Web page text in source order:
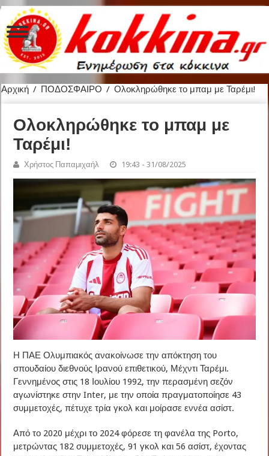
Αρχική / ΠΟΔΟΣΦΑΙΡΟ / Ολοκληρώθηκε το μπαμ με Ταρέμι!
Ολοκληρώθηκε το μπαμ με
Ταρέμι!
Χρήστος Παπαμιχαήλ 19:43 - 31/08/2025
Η ΠΑΕ Ολυμπιακός ανακοίνωσε την απόκτηση του
σπουδαίου διεθνούς Ιρανού επιθετικού, Μέχντι Ταρέμι.
Γεννημένος στις 18 Ιουλίου 1992, την περασμένη σεζόν
αγωνίστηκε στην Inter, με την οποία πραγματοποίησε 43
συμμετοχές, πέτυχε τρία γκολ και μοίρασε εννέα ασίστ.
Από το 2020 μέχρι το 2024 φόρεσε τη φανέλα της Porto,
μετρώντας 182 συμμετοχές, 91 γκολ και 56 ασίστ, έχοντας